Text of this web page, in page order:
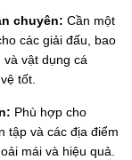
chuyên: Cần một
các giải đấu, bao
vật dụng cá
tốt.
Phù hợp cho
tập và các địa điểm
mái và hiệu quả.